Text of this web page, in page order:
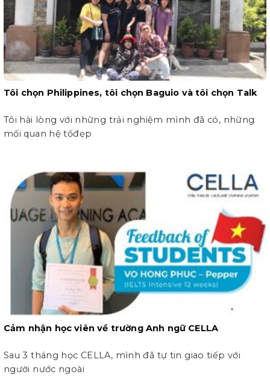
Tôi chọn Philippines, tôi chọn Baguio và tôi chọn Talk
Tôi hài lòng với những trải nghiệm mình đã có, những
mối quan hệ tốđẹp
Cảm nhận học viên về trường Anh ngữ CELLA
Sau 3 tháng học CELLA, mình đã tự tin giao tiếp với
người nước ngoài